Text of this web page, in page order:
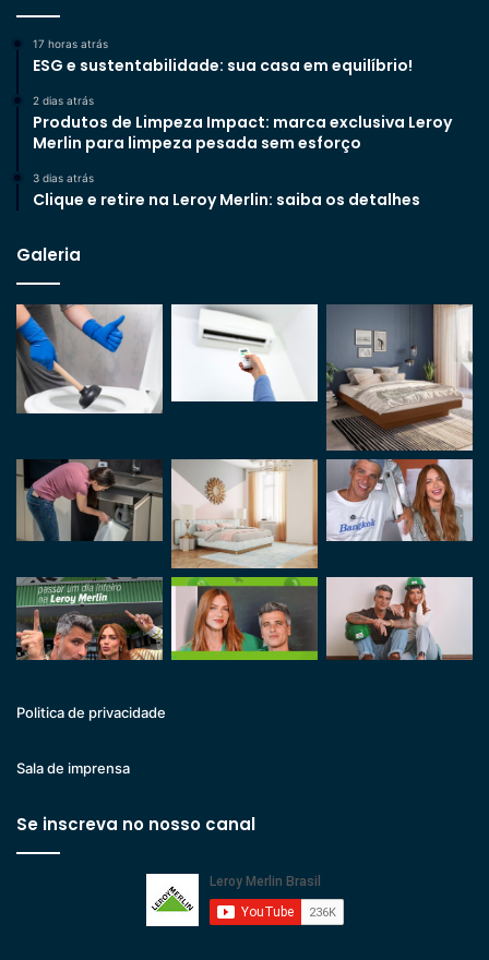
17 horas atrás
ESG e sustentabilidade: sua casa em equilíbrio!
2 dias atrás
Produtos de Limpeza Impact: marca exclusiva Leroy
Merlin para limpeza pesada sem esforço
3 dias atrás
Clique e retire na Leroy Merlin: saiba os detalhes
Galeria
Politica de privacidade
Sala de imprensa
Se inscreva no nosso canal